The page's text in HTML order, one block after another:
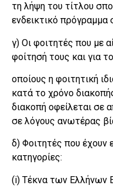
τη λήψη του τίτλου
ενδεικτικό πρόγραμμα
γ) Οι φοιτητές που με
φοίτησή τους και για
οποίους η φοιτητική
κατά το χρόνο
διακοπή οφείλεται σε
σε λόγους ανωτέρας
δ) Φοιτητές που έχουν
κατηγορίες:
(i) Tέκνα των Ελλήνων